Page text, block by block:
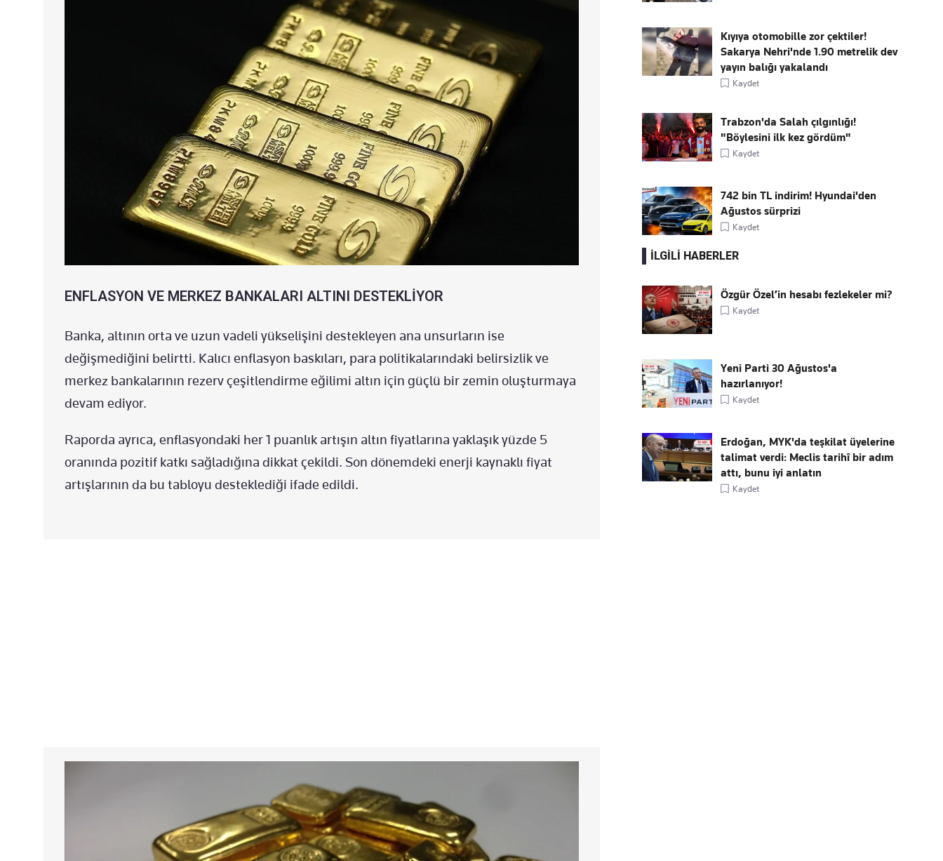
ENFLASYON VE MERKEZ BANKALARI ALTINI DESTEKLİYOR
Banka, altının orta ve uzun vadeli yükselişini destekleyen ana unsurların ise
değişmediğini belirtti. Kalıcı enflasyon baskıları, para politikalarındaki belirsizlik ve
merkez bankalarının rezerv çeşitlendirme eğilimi altın için güçlü bir zemin oluşturmaya
devam ediyor.
Raporda ayrıca, enflasyondaki her 1 puanlık artışın altın fiyatlarına yaklaşık yüzde 5
oranında pozitif katkı sağladığına dikkat çekildi. Son dönemdeki enerji kaynaklı fiyat
artışlarının da bu tabloyu desteklediği ifade edildi.
Kıyıya otomobille zor çektiler!
Sakarya Nehri'nde 1.90 metrelik dev
yayın balığı yakalandı
Kaydet
Trabzon'da Salah çılgınlığı!
"Böylesini ilk kez gördüm"
Kaydet
742 bin TL indirim! Hyundai'den
Ağustos sürprizi
Kaydet
İLGİLİ HABERLER
Özgür Özel’in hesabı fezlekeler mi?
Kaydet
Yeni Parti 30 Ağustos'a
hazırlanıyor!
Kaydet
Erdoğan, MYK'da teşkilat üyelerine
talimat verdi: Meclis tarihî bir adım
attı, bunu iyi anlatın
Kaydet